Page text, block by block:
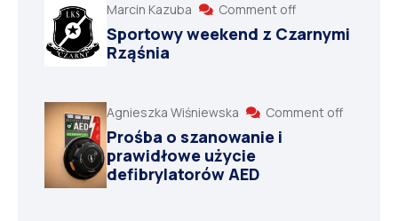
Marcin Kazuba Comment off
Sportowy weekend z Czarnymi
Rząśnia
Agnieszka Wiśniewska Comment off
Prośba o szanowanie i
prawidłowe użycie
defibrylatorów AED